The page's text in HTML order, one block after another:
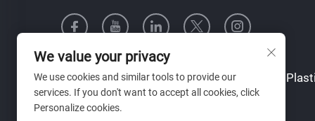
Droits d'auteur © Taizhou Tianqin Mould &
droits réservés
We value your privacy
We use cookies and similar tools to provide our
services. If you don't want to accept all cookies, click
Personalize cookies.